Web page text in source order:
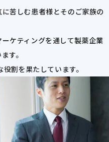
苦しむ患者様とそのご家族の
ケティングを通して製薬企業
す。
割を果たしています。